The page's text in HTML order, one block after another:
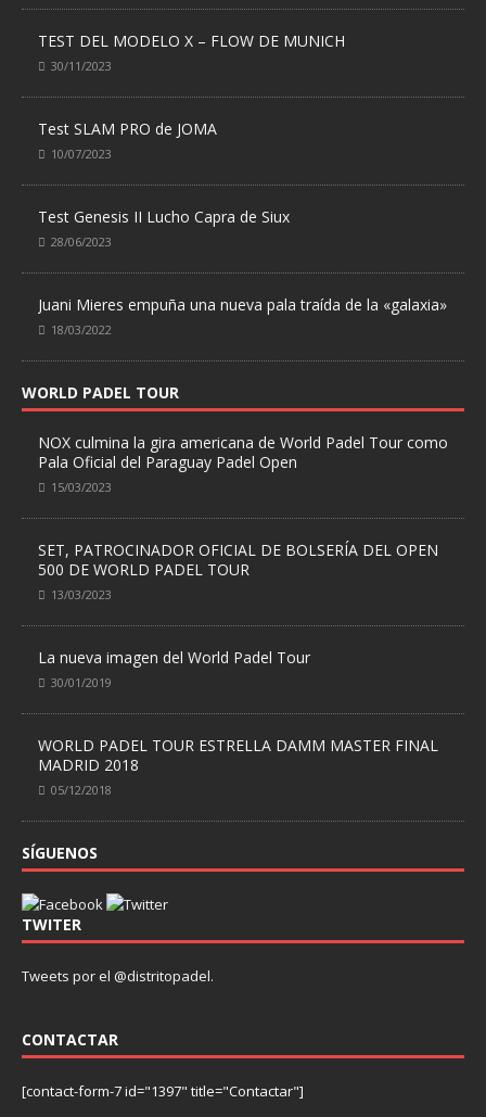
TEST DEL MODELO X – FLOW DE MUNICH
30/11/2023
Test SLAM PRO de JOMA
10/07/2023
Test Genesis II Lucho Capra de Siux
28/06/2023
Juani Mieres empuña una nueva pala traída de la «galaxia»
18/03/2022
WORLD PADEL TOUR
NOX culmina la gira americana de World Padel Tour como
Pala Oficial del Paraguay Padel Open
15/03/2023
SET, PATROCINADOR OFICIAL DE BOLSERÍA DEL OPEN
500 DE WORLD PADEL TOUR
13/03/2023
La nueva imagen del World Padel Tour
30/01/2019
WORLD PADEL TOUR ESTRELLA DAMM MASTER FINAL
MADRID 2018
05/12/2018
SÍGUENOS
TWITER
Tweets por el @distritopadel.
CONTACTAR
[contact-form-7 id="1397" title="Contactar"]